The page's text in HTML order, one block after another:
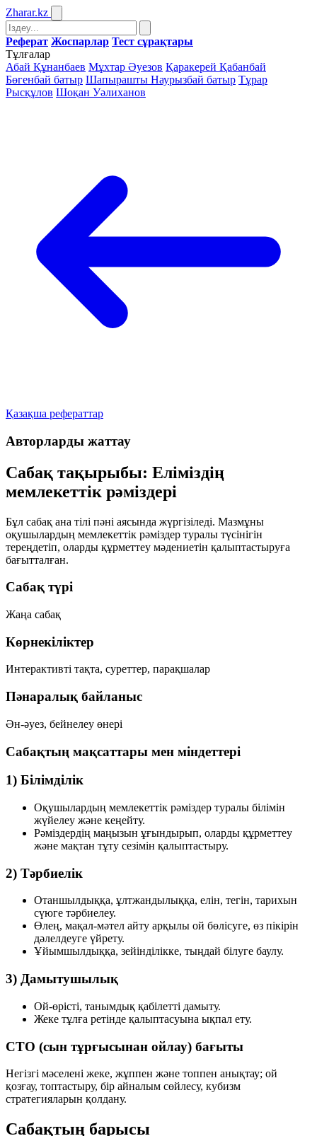
Zharar.kz
Реферат Жоспарлар Тест сұрақтары
Тұлғалар
Абай Құнанбаев Мұхтар Әуезов Қаракерей Қабанбай
Бөгенбай батыр Шапырашты Наурызбай батыр Тұрар
Рысқұлов Шоқан Уәлиханов
Қазақша рефераттар
Авторларды жаттау
Сабақ тақырыбы: Еліміздің
мемлекеттік рәміздері
Бұл сабақ ана тілі пәні аясында жүргізіледі. Мазмұны
оқушылардың мемлекеттік рәміздер туралы түсінігін
тереңдетіп, оларды құрметтеу мәдениетін қалыптастыруға
бағытталған.
Сабақ түрі
Жаңа сабақ
Көрнекіліктер
Интерактивті тақта, суреттер, парақшалар
Пәнаралық байланыс
Ән-әуез, бейнелеу өнері
Сабақтың мақсаттары мен міндеттері
1) Білімділік
Оқушылардың мемлекеттік рәміздер туралы білімін
жүйелеу және кеңейту.
Рәміздердің маңызын ұғындырып, оларды құрметтеу
және мақтан тұту сезімін қалыптастыру.
2) Тәрбиелік
Отаншылдыққа, ұлтжандылыққа, елін, тегін, тарихын
сүюге тәрбиелеу.
Өлең, мақал-мәтел айту арқылы ой бөлісуге, өз пікірін
дәлелдеуге үйрету.
Ұйымшылдыққа, зейінділікке, тыңдай білуге баулу.
3) Дамытушылық
Ой-өрісті, танымдық қабілетті дамыту.
Жеке тұлға ретінде қалыптасуына ықпал ету.
СТО (сын тұрғысынан ойлау) бағыты
Негізгі мәселені жеке, жұппен және топпен анықтау; ой
қозғау, топтастыру, бір айналым сөйлесу, кубизм
стратегияларын қолдану.
Сабақтың барысы